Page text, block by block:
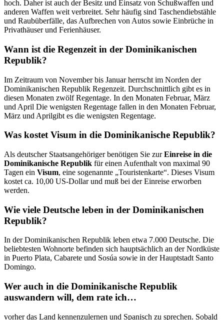
hoch. Daher ist auch der Besitz und Einsatz von Schußwaffen und
anderen Waffen weit verbreitet. Sehr häufig sind Taschendiebstähle
und Raubüberfälle, das Aufbrechen von Autos sowie Einbrüche in
Privathäuser und Ferienhäuser.
Wann ist die Regenzeit in der Dominikanischen
Republik?
Im Zeitraum von November bis Januar herrscht im Norden der
Dominikanischen Republik Regenzeit. Durchschnittlich gibt es in
diesen Monaten zwölf Regentage. In den Monaten Februar, März
und April Die wenigsten Regentage fallen in den Monaten Februar,
März und Aprilgibt es die wenigsten Regentage.
Was kostet Visum in die Dominikanische Republik?
Als deutscher Staatsangehöriger benötigen Sie zurEinreise in die
Dominikanische Republik für einen Aufenthalt von maximal 90
Tagen ein Visum, eine sogenannte „Touristenkarte“. Dieses Visum
kostet ca. 10,00 US-Dollar und muß bei der Einreise erworben
werden.
Wie viele Deutsche leben in der Dominikanischen
Republik?
In der Dominikanischen Republik leben etwa 7.000 Deutsche. Die
beliebtesten Wohnorte befinden sich hauptsächlich an der Nordküste
in Puerto Plata, Cabarete und Sosúa sowie in der Hauptstadt Santo
Domingo.
Wer auch in die Dominikanische Republik
auswandern will, dem rate ich…
vorher das Land kennenzulernen und Spanisch zu sprechen. Sobald